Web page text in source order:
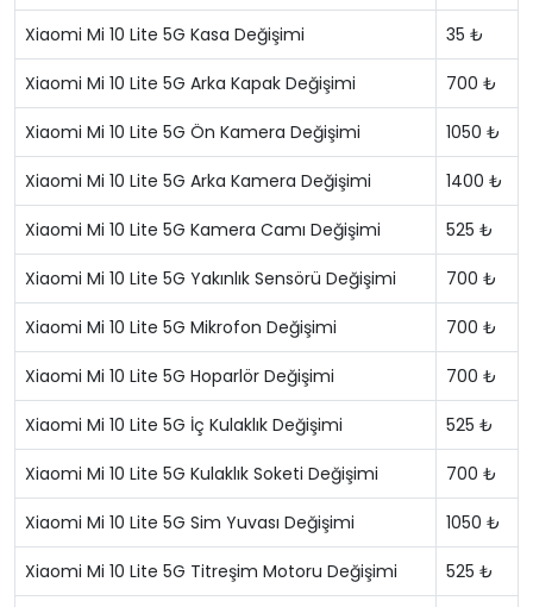
Xiaomi Mi 10 Lite 5G Kasa Değişimi 35 ₺
Xiaomi Mi 10 Lite 5G Arka Kapak Değişimi 700 ₺
Xiaomi Mi 10 Lite 5G Ön Kamera Değişimi 1050 ₺
Xiaomi Mi 10 Lite 5G Arka Kamera Değişimi 1400 ₺
Xiaomi Mi 10 Lite 5G Kamera Camı Değişimi 525 ₺
Xiaomi Mi 10 Lite 5G Yakınlık Sensörü Değişimi 700 ₺
Xiaomi Mi 10 Lite 5G Mikrofon Değişimi 700 ₺
Xiaomi Mi 10 Lite 5G Hoparlör Değişimi 700 ₺
Xiaomi Mi 10 Lite 5G İç Kulaklık Değişimi 525 ₺
Xiaomi Mi 10 Lite 5G Kulaklık Soketi Değişimi 700 ₺
Xiaomi Mi 10 Lite 5G Sim Yuvası Değişimi 1050 ₺
Xiaomi Mi 10 Lite 5G Titreşim Motoru Değişimi 525 ₺